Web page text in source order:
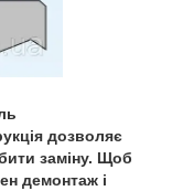
дозволяє
заміну. Щоб
демонтаж і